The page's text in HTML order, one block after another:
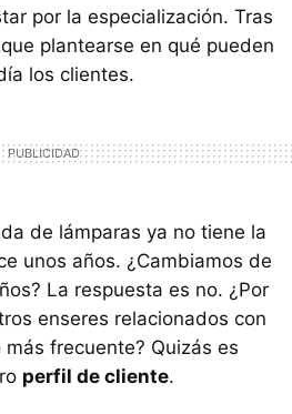
por la especialización. Tras
plantearse en qué pueden
los clientes.
de lámparas ya no tiene la
unos años. ¿Cambiamos de
La respuesta es no. ¿Por
enseres relacionados con
frecuente? Quizás es
perfil de cliente.